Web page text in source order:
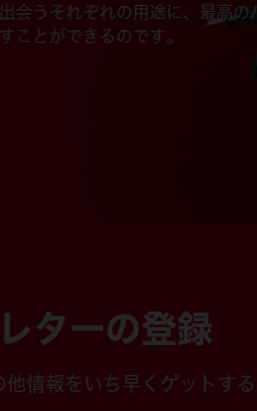
会うそれぞれの用途に、最高の
ことができるのです。
ターの登録
他情報をいち早くゲットす